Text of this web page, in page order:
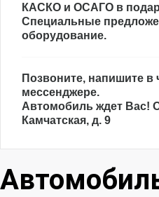
КАСКО и ОСАГО в
Специальные
оборудование.
Позвоните, напишите
мессенджере.
Автомобиль ждет Вас!
Камчатская, д. 9